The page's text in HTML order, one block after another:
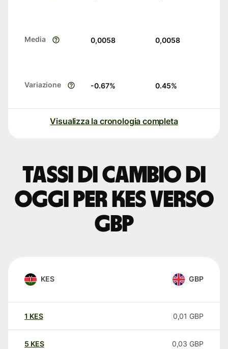
Media 0,0058 0,0058
Variazione -0.67% 0.45%
Visualizza la cronologia completa
Tassi di cambio di
oggi per KES verso
GBP
KES GBP
1 KES 0,01 GBP
5 KES 0,03 GBP